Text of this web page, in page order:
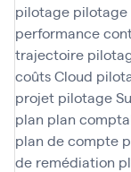
pilotage pilotage
performance
trajectoire
coûts Cloud
projet pilotage
plan plan
plan de compte
de remédiation